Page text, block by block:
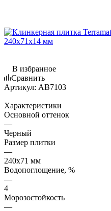
В избранное
Сравнить
Артикул: AB7103
Характеристики
Основной оттенок
—
Черный
Размер плитки
—
240x71 мм
Водопоглощение, %
—
4
Морозостойкость
—